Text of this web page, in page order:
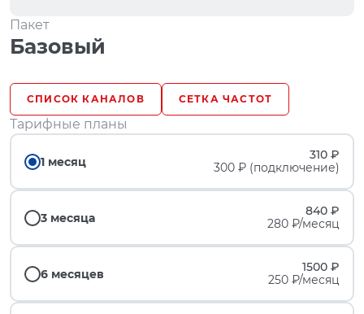
Пакет
Базовый
СПИСОК КАНАЛОВ СЕТКА ЧАСТОТ
Тарифные планы
1 месяц
310 ₽
300 ₽ (подключение)
3 месяца
840 ₽
280 ₽/месяц
6 месяцев
1500 ₽
250 ₽/месяц